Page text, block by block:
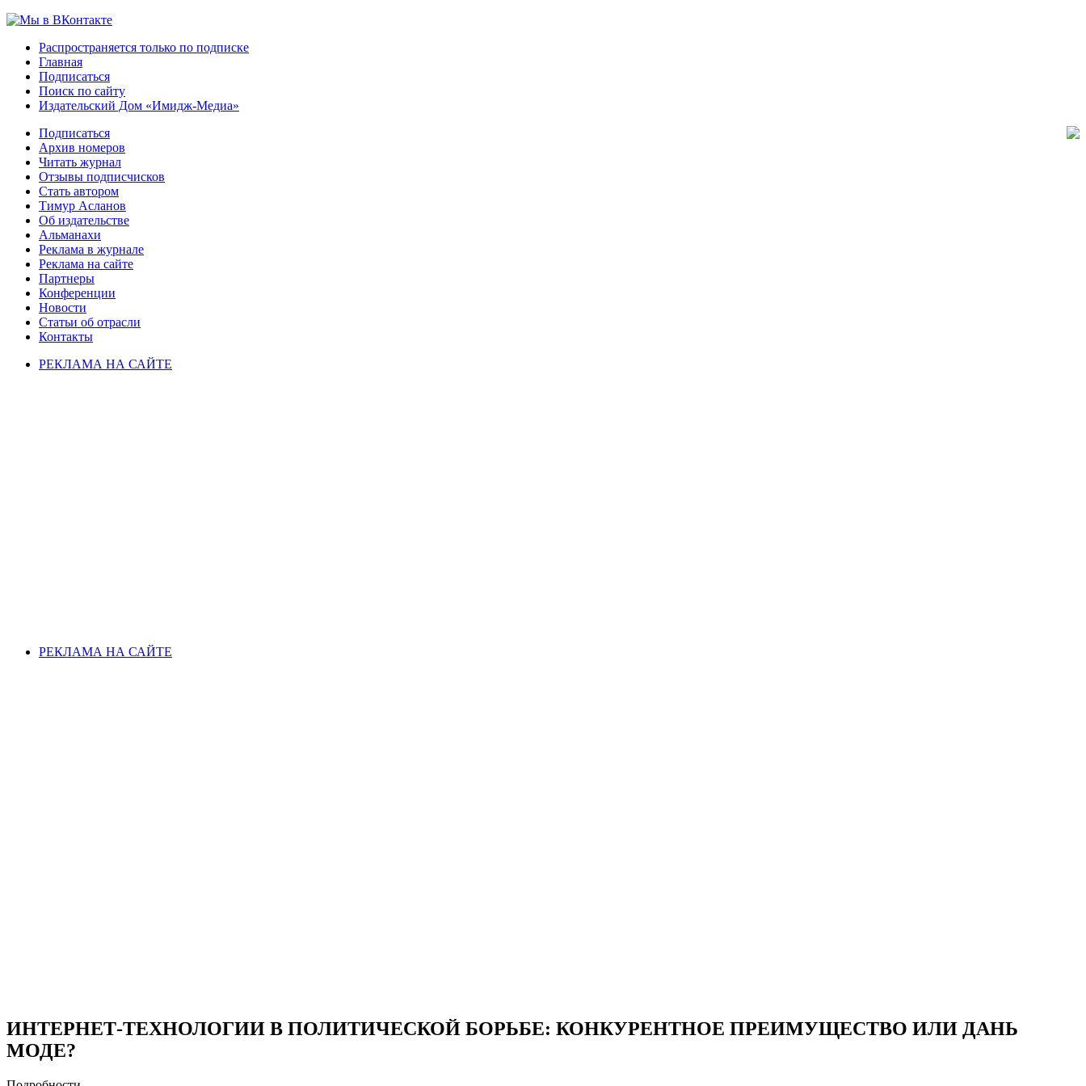
Распространяется только по подписке
Главная
Подписаться
Поиск по сайту
Издательский Дом «Имидж-Медиа»
Подписаться
Архив номеров
Читать журнал
Отзывы подписчисков
Стать автором
Тимур Асланов
Об издательстве
Альманахи
Реклама в журнале
Реклама на сайте
Партнеры
Конференции
Новости
Статьи об отрасли
Контакты
РЕКЛАМА НА САЙТЕ
РЕКЛАМА НА САЙТЕ
ИНТЕРНЕТ-ТЕХНОЛОГИИ В ПОЛИТИЧЕСКОЙ БОРЬБЕ: КОНКУРЕНТНОЕ ПРЕИМУЩЕСТВО ИЛИ ДАНЬ
МОДЕ?